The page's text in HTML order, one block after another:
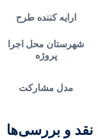
ارایه کننده طرح
شهرستان محل اجرا
پروژه
مدل مشارکت
نقد و بررسی‌ها